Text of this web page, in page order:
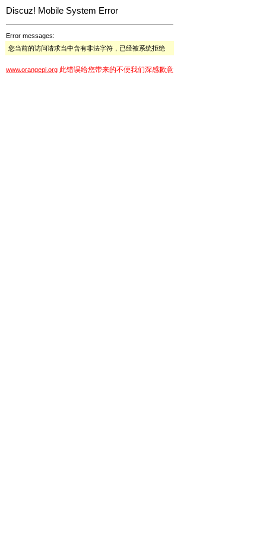
Discuz! Mobile System Error
Error messages:
您当前的访问请求当中含有非法字符，已经被系统拒绝
www.orangepi.org 此错误给您带来的不便我们深感歉意